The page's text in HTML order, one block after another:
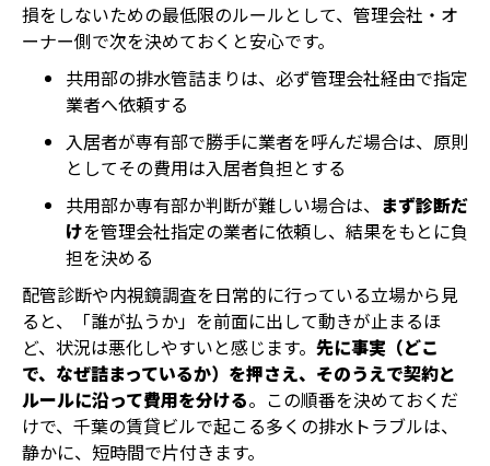
損をしないための最低限のルールとして、管理会社・オ
ーナー側で次を決めておくと安心です。
共用部の排水管詰まりは、必ず管理会社経由で指定
業者へ依頼する
入居者が専有部で勝手に業者を呼んだ場合は、原則
としてその費用は入居者負担とする
共用部か専有部か判断が難しい場合は、 まず診断だ
けを管理会社指定の業者に依頼し、結果をもとに負
担を決める
配管診断や内視鏡調査を日常的に行っている立場から見
ると、「誰が払うか」を前面に出して動きが止まるほ
ど、状況は悪化しやすいと感じます。 先に事実（どこ
で、なぜ詰まっているか）を押さえ、そのうえで契約と
ルールに沿って費用を分ける。この順番を決めておくだ
けで、千葉の賃貸ビルで起こる多くの排水トラブルは、
静かに、短時間で片付きます。